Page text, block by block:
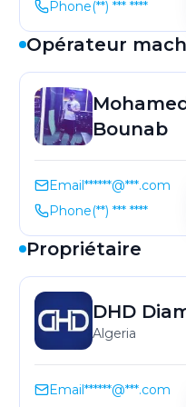
Phone(**) *** ****
Opérateur
Bounab
Email******@***.com
Phone(**) *** ****
Propriétaire
DHD
Algeria
Email******@***.com